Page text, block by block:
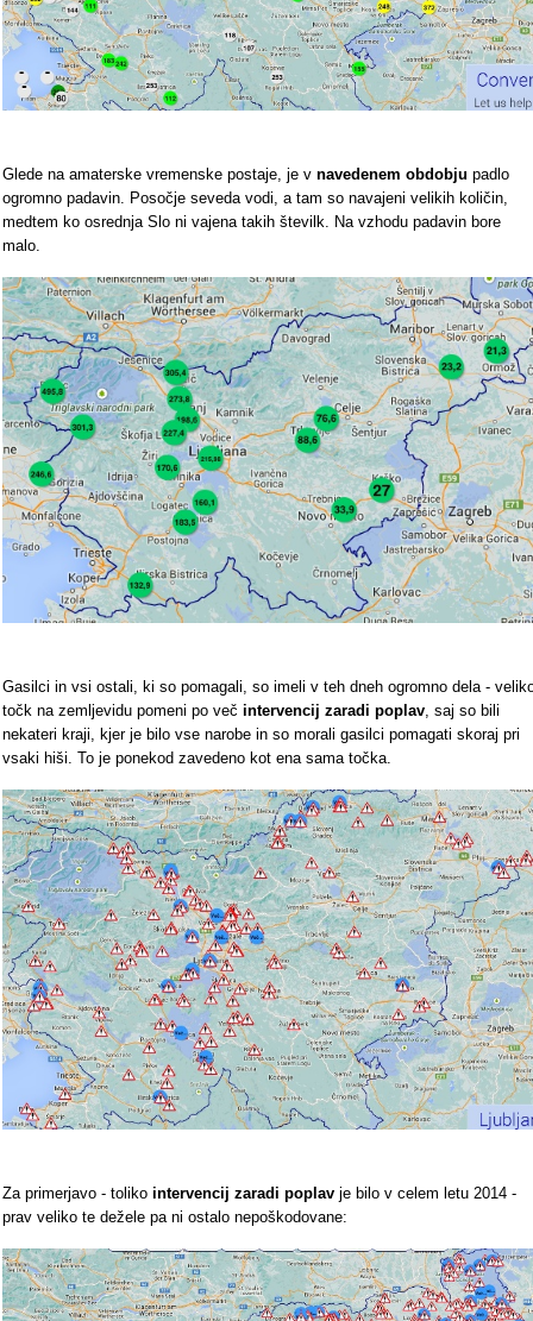
Glede na amaterske vremenske postaje, je v navedenem obdobju padlo
ogromno padavin. Posočje seveda vodi, a tam so navajeni velikih količin,
medtem ko osrednja Slo ni vajena takih številk. Na vzhodu padavin bore
malo.
Gasilci in vsi ostali, ki so pomagali, so imeli v teh dneh ogromno dela -
točk na zemljevidu pomeni po več intervencij zaradi poplav , saj so bili
nekateri kraji, kjer je bilo vse narobe in so morali gasilci pomagati skoraj pri
vsaki hiši. To je ponekod zavedeno kot ena sama točka.
Za primerjavo - toliko intervencij zaradi poplav je bilo v celem letu 2014 -
prav veliko te dežele pa ni ostalo nepoškodovane: